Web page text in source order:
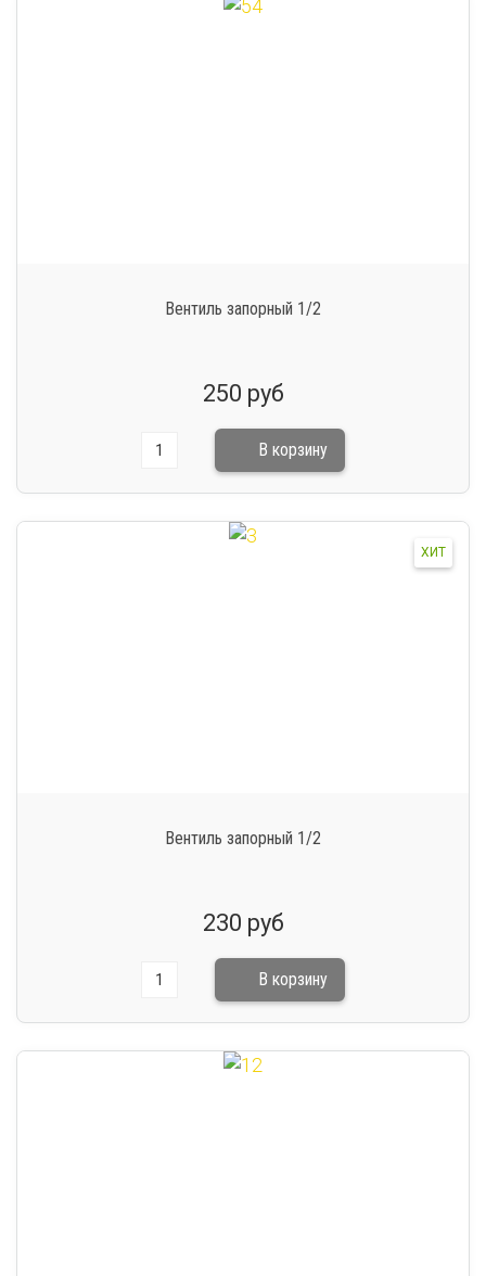
Вентиль запорный 1/2
250 руб
ХИТ
Вентиль запорный 1/2
230 руб